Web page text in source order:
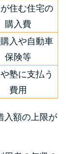
住む住宅の
購入費
入や自動車
保険等
塾に支払う
費用
入額の上限が